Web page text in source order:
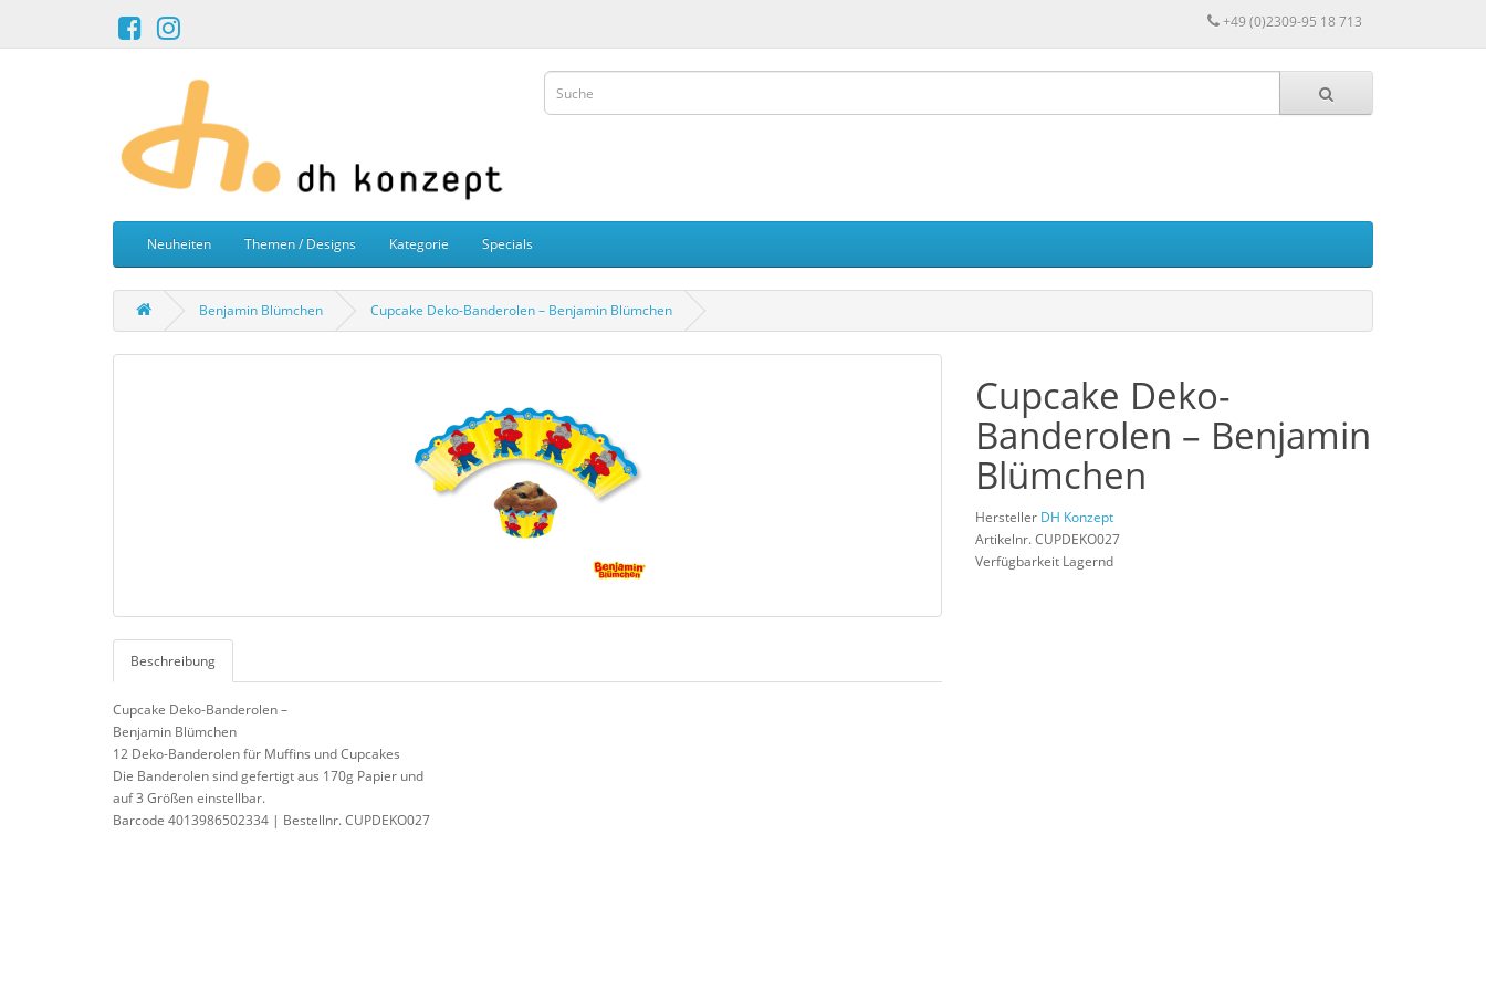
+49 (0)2309-95 18 713
Neuheiten Themen / Designs Kategorie Specials
Benjamin Blümchen Cupcake Deko-Banderolen – Benjamin Blümchen
Beschreibung
Cupcake Deko-Banderolen –
Benjamin Blümchen
12 Deko-Banderolen für Muffins und Cupcakes
Die Banderolen sind gefertigt aus 170g Papier und
auf 3 Größen einstellbar.
Barcode 4013986502334 | Bestellnr. CUPDEKO027
Cupcake Deko-
Banderolen – Benjamin
Blümchen
Hersteller DH Konzept
Artikelnr. CUPDEKO027
Verfügbarkeit Lagernd